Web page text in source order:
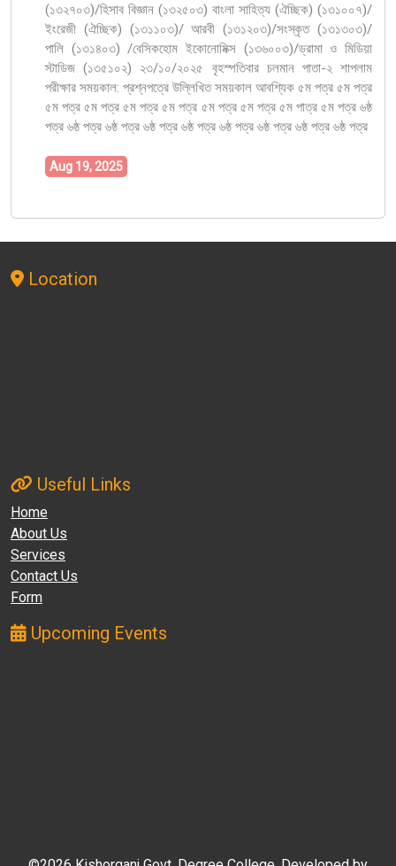
(১৩২৭০৩)/হিসাব বিজ্ঞান (১৩২৫০৩) বাংলা সাহিত্য (ঐচ্ছিক) (১৩১০০৭)/
ইংরেজী (ঐচ্ছিক) (১৩১১০৩)/ আরবী (১৩১২০৩)/সংস্কৃত (১৩১৩০৩)/
পালি (১৩১৪০৩) /বেসিকহোম ইকোনোমিক্স (১৩৬০০৩)/ড্রামা ও মিডিয়া
স্টাডিজ (১৩৫১০২) ২৩/১০/২০২৫ বৃহস্পতিবার চলমান পাতা-২ শাপলাম
পরীক্ষার সময়কাল: প্রশ্নপত্রে উল্লিখিত সময়কাল আবশ্যিক ৫ম পত্র ৫ম পত্র
৫ম পত্র ৫ম পত্র ৫ম পত্র ৫ম পত্র ৫ম পত্র ৫ম পত্র ৫ম পাত্র ৫ম পত্র ৬ষ্ঠ
পত্র ৬ষ্ঠ পত্র ৬ষ্ঠ পত্র ৬ষ্ঠ পত্র ৬ষ্ঠ পত্র ৬ষ্ঠ পত্র ৬ষ্ঠ পত্র ৬ষ্ঠ পত্র ৬ষ্ঠ পত্র
Aug 19, 2025
Location
Useful Links
Home
About Us
Services
Contact Us
Form
Upcoming Events